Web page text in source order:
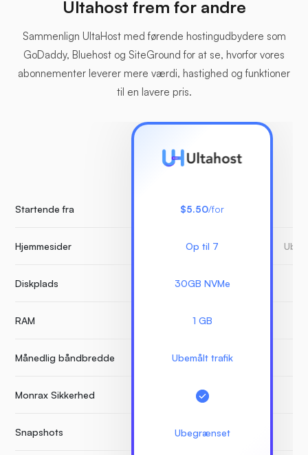
Ultahost frem for andre
Sammenlign UltaHost med førende hostingudbydere som
GoDaddy, Bluehost og SiteGround for at se, hvorfor vores
abonnementer leverer mere værdi, hastighed og funktioner
til en lavere pris.
Startende fra
Hjemmesider
Diskplads
RAM
Månedlig båndbredde
Monrax Sikkerhed
Snapshots
$5.50/for
Op til 7
30GB NVMe
1 GB
Ubemålt trafik
Ubegrænset